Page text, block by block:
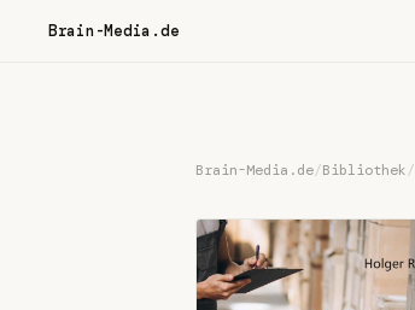
Brain-Media.de
Brain-Media.de/Bibliothek/